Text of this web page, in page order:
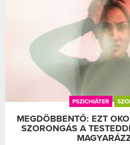
PSZICHIÁTER
MEGDÖBBENTŐ: EZT
SZORONGÁS A